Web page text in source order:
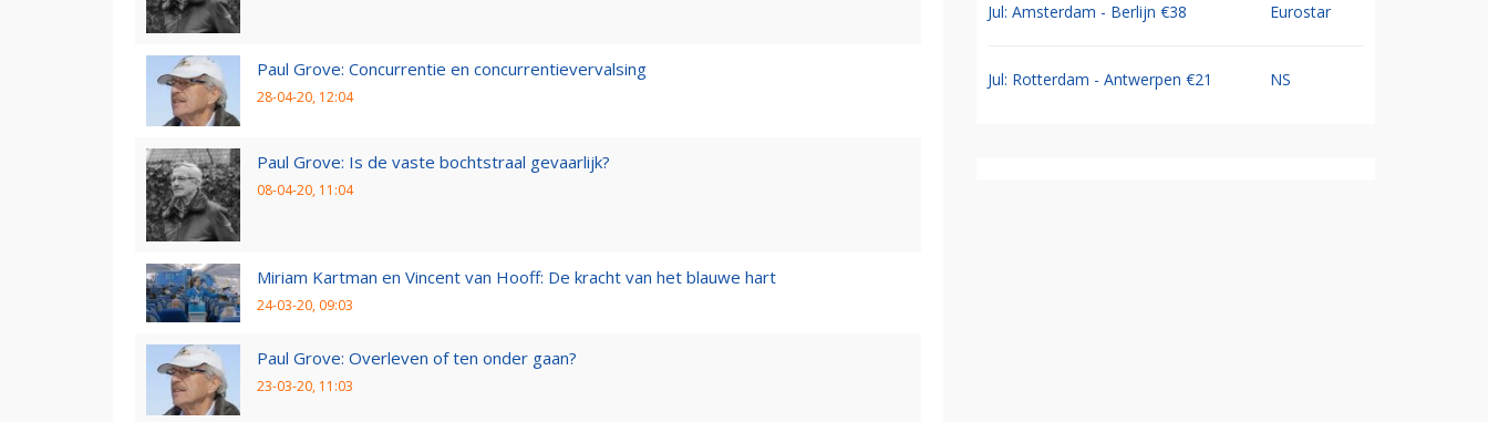
Paul Grove: Concurrentie en concurrentievervalsing
28-04-20, 12:04
Paul Grove: Is de vaste bochtstraal gevaarlijk?
08-04-20, 11:04
Miriam Kartman en Vincent van Hooff: De kracht van het blauwe hart
24-03-20, 09:03
Paul Grove: Overleven of ten onder gaan?
23-03-20, 11:03
Jul: Amsterdam - Berlijn €38 Eurostar
Jul: Rotterdam - Antwerpen €21 NS